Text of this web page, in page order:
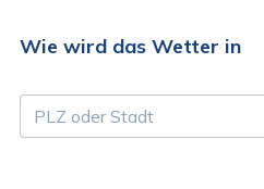
Wie wird das Wetter in